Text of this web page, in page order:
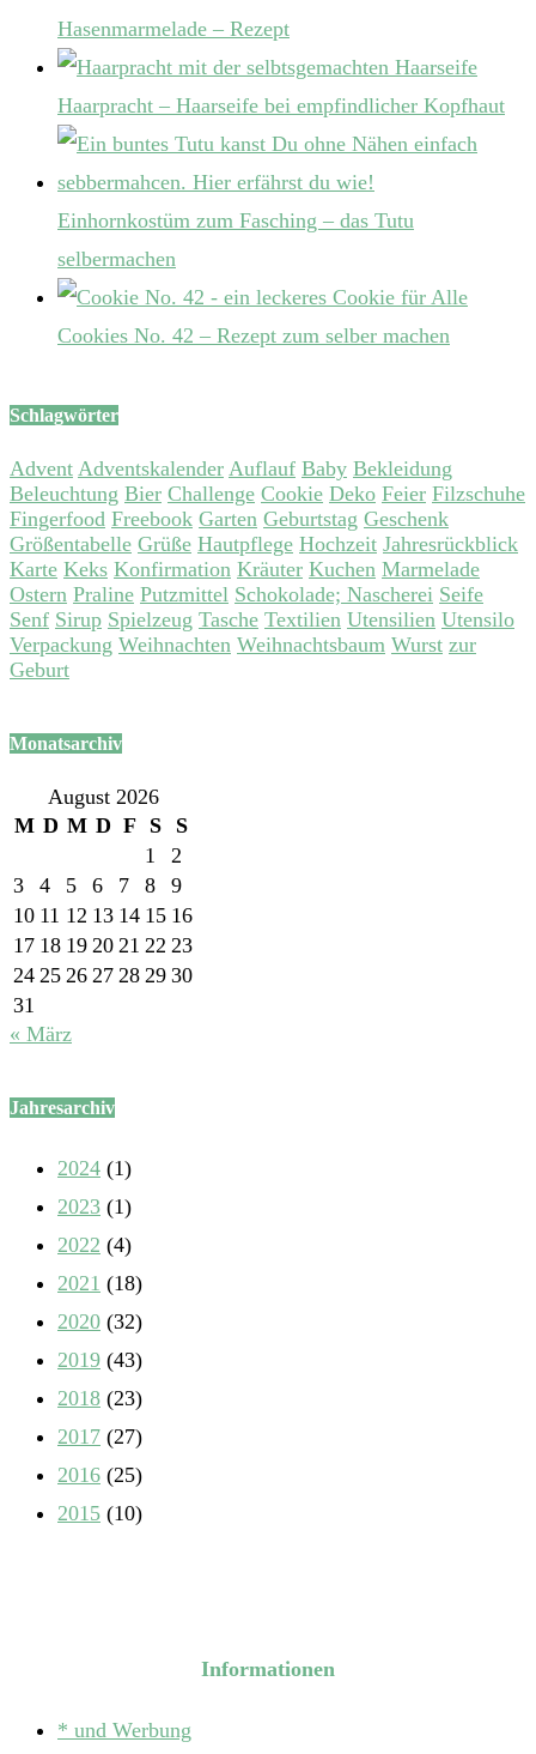
Hasenmarmelade – Rezept
Haarpracht – Haarseife bei empfindlicher Kopfhaut
Einhornkostüm zum Fasching – das Tutu
selbermachen
Cookies No. 42 – Rezept zum selber machen
Schlagwörter
Advent Adventskalender Auflauf Baby Bekleidung
Beleuchtung Bier Challenge Cookie Deko Feier Filzschuhe
Fingerfood Freebook Garten Geburtstag Geschenk
Größentabelle Grüße Hautpflege Hochzeit Jahresrückblick
Karte Keks Konfirmation Kräuter Kuchen Marmelade
Ostern Praline Putzmittel Schokolade; Nascherei Seife
Senf Sirup Spielzeug Tasche Textilien Utensilien Utensilo
Verpackung Weihnachten Weihnachtsbaum Wurst zur
Geburt
Monatsarchiv
August 2026
M D M D F S
S
1
2
3
4 5 6 7 8
9
10 11 12 13 14 15 16
17 18 19 20 21 22 23
24 25 26 27 28 29 30
31
« März
Jahresarchiv
2024 (1)
2023 (1)
2022 (4)
2021 (18)
2020 (32)
2019 (43)
2018 (23)
2017 (27)
2016 (25)
2015 (10)
Informationen
* und Werbung